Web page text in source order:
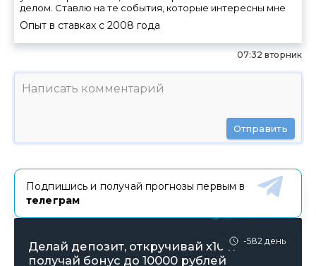
делом. Ставлю на те события, которые интересны мне
Опыт в ставках с 2008 года
07:32 вторник
Отправить
Подпишись и получай прогнозы первым в
телеграм
-582 день
Делай депозит, откручивай х10 и
получай бонус до 10000 рублей